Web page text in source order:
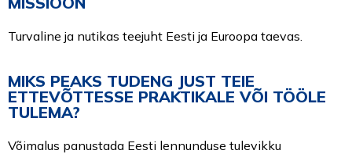
Turvaline ja nutikas teejuht Eesti ja Euroopa taevas.
MIKS PEAKS TUDENG JUST TEIE
ETTEVÕTTESSE PRAKTIKALE VÕI TÖÖLE
TULEMA?
Võimalus panustada Eesti lennunduse tulevikku